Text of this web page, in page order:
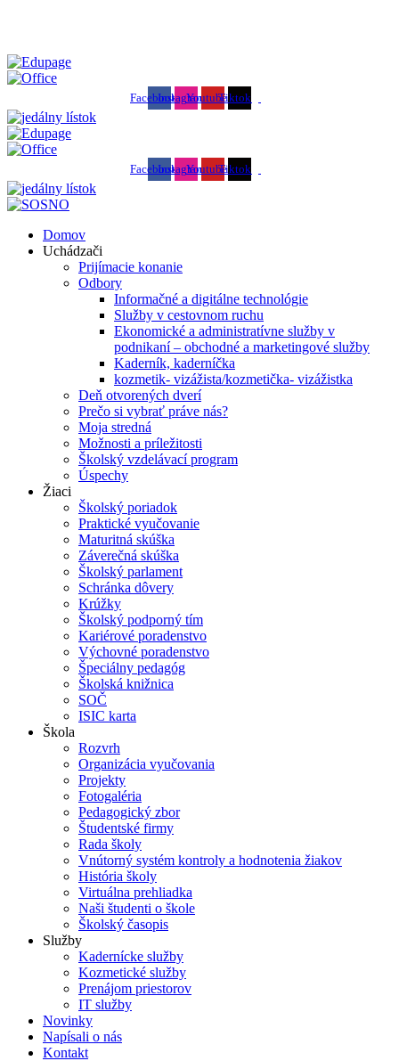
FacebookInstagramYoutubeTiktok
FacebookInstagramYoutubeTiktok
Domov
Uchádzači
Prijímacie konanie
Odbory
Informačné a digitálne technológie
Služby v cestovnom ruchu
Ekonomické a administratívne služby v
podnikaní – obchodné a marketingové služby
Kaderník, kaderníčka
kozmetik- vizážista/kozmetička- vizážistka
Deň otvorených dverí
Prečo si vybrať práve nás?
Moja stredná
Možnosti a príležitosti
Školský vzdelávací program
Úspechy
Žiaci
Školský poriadok
Praktické vyučovanie
Maturitná skúška
Záverečná skúška
Školský parlament
Schránka dôvery
Krúžky
Školský podporný tím
Kariérové poradenstvo
Výchovné poradenstvo
Špeciálny pedagóg
Školská knižnica
SOČ
ISIC karta
Škola
Rozvrh
Organizácia vyučovania
Projekty
Fotogaléria
Pedagogický zbor
Študentské firmy
Rada školy
Vnútorný systém kontroly a hodnotenia žiakov
História školy
Virtuálna prehliadka
Naši študenti o škole
Školský časopis
Služby
Kadernícke služby
Kozmetické služby
Prenájom priestorov
IT služby
Novinky
Napísali o nás
Kontakt